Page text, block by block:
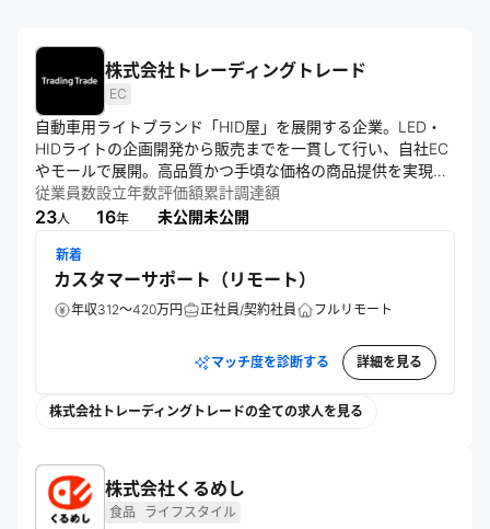
株式会社トレーディングトレード
EC
自動車用ライトブランド「HID屋」を展開する企業。LED・
HIDライトの企画開発から販売までを一貫して行い、自社EC
やモールで展開。高品質かつ手頃な価格の商品提供を実現
し、カー用品分野におけるユーザー体験向上とブランド価値
の強化を推進する。
従業員数
23人
設立年数
16年
評価額
未公開
累計調達額
未公開
新着
カスタマーサポート（リモート）
年収312～420万円 正社員/契約社員 フルリモート
マッチ度を診断する 詳細を見る
株式会社トレーディングトレードの全ての求人を見る
株式会社くるめし
食品 ライフスタイル